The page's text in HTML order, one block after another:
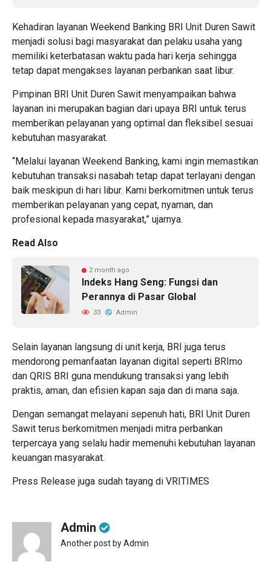
Kehadiran layanan Weekend Banking BRI Unit Duren Sawit
menjadi solusi bagi masyarakat dan pelaku usaha yang
memiliki keterbatasan waktu pada hari kerja sehingga
tetap dapat mengakses layanan perbankan saat libur.
Pimpinan BRI Unit Duren Sawit menyampaikan bahwa
layanan ini merupakan bagian dari upaya BRI untuk terus
memberikan pelayanan yang optimal dan fleksibel sesuai
kebutuhan masyarakat.
“Melalui layanan Weekend Banking, kami ingin memastikan
kebutuhan transaksi nasabah tetap dapat terlayani dengan
baik meskipun di hari libur. Kami berkomitmen untuk terus
memberikan pelayanan yang cepat, nyaman, dan
profesional kepada masyarakat,” ujarnya.
Read Also
2 month ago
Indeks Hang Seng: Fungsi dan
Perannya di Pasar Global
33 Admin
Selain layanan langsung di unit kerja, BRI juga terus
mendorong pemanfaatan layanan digital seperti BRImo
dan QRIS BRI guna mendukung transaksi yang lebih
praktis, aman, dan efisien kapan saja dan di mana saja.
Dengan semangat melayani sepenuh hati, BRI Unit Duren
Sawit terus berkomitmen menjadi mitra perbankan
terpercaya yang selalu hadir memenuhi kebutuhan layanan
keuangan masyarakat.
Press Release juga sudah tayang di VRITIMES
Admin
Another post by Admin